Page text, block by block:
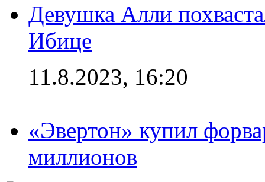
Девушка Алли
Ибице
11.8.2023, 16:20
«Эвертон» купил
миллионов